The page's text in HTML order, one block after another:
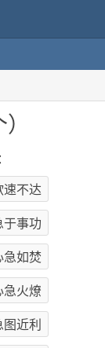
速不达
于事功
急如焚
急火燎
图近利